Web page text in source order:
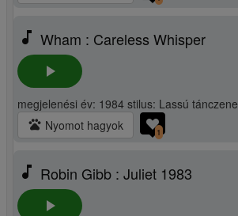
music_note Wham : Careless Whisper
play_arrow
megjelenési év: 1984 stilus: Lassú tánczene
pets Nyomot hagyok 1
music_note Robin Gibb : Juliet 1983
play_arrow